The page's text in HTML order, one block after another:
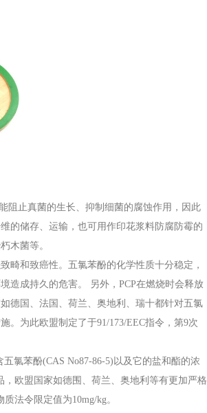
止真菌的生长、抑制细菌的腐蚀作用，因此
的储存、运输，也可用作印花浆料防腐防霉的
木菌等。
和致癌性。五氯苯酚的化学性质十分稳定，
造成持久的危害。 另外，PCP在燃烧时会释放
德国、法国、荷兰、奥地利、瑞十都针对五氯
。为此欧盟制定了于91/173/EEC指令，第9次
苯酚(CAS No87-86-5)以及它的盐和酯的浓
，欧盟国家如德围、荷兰、奥地利等有更加严格
法令限定值为10mg/kg。